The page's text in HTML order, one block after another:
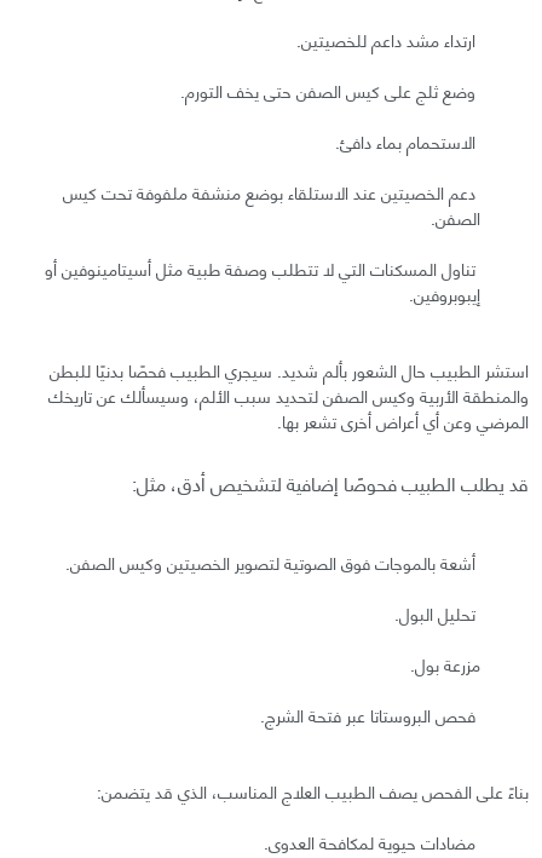
ارتداء مشد داعم للخصيتين.
وضع ثلج على كيس الصفن حتى يخف التورم.
الاستحمام بماء دافئ.
دعم الخصيتين عند الاستلقاء بوضع منشفة ملفوفة تحت كيس
الصفن.
تناول المسكنات التي لا تتطلب وصفة طبية مثل أسيتامينوفين أو
إيبوبروفين.
استشر الطبيب حال الشعور بألم شديد. سيجري الطبيب فحصًا بدنيًا للبطن
والمنطقة الأربية وكيس الصفن لتحديد سبب الألم، وسيسألك عن تاريخك
المرضي وعن أي أعراض أخرى تشعر بها.
قد يطلب الطبيب فحوصًا إضافية لتشخيص أدق، مثل:
أشعة بالموجات فوق الصوتية لتصوير الخصيتين وكيس الصفن.
تحليل البول.
مزرعة بول.
فحص البروستاتا عبر فتحة الشرج.
بناءً على الفحص يصف الطبيب العلاج المناسب، الذي قد يتضمن:
مضادات حيوية لمكافحة العدوى.